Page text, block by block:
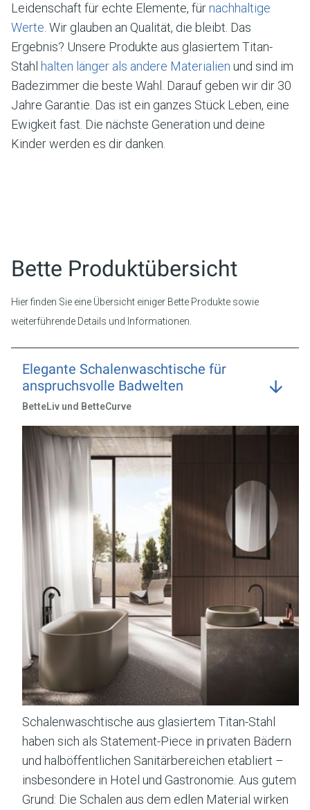
Leidenschaft für echte Elemente, fürnachhaltige
Werte . Wir glauben an Qualität, die bleibt. Das
Ergebnis? Unsere Produkte aus glasiertem Titan-
Stahl halten länger als andere Materialien und sind im
Badezimmer die beste Wahl. Darauf geben wir dir 30
Jahre Garantie. Das ist ein ganzes Stück Leben, eine
Ewigkeit fast. Die nächste Generation und deine
Kinder werden es dir danken.
Bette Produktübersicht
Hier finden Sie eine Übersicht einiger Bette Produkte sowie
weiterführende Details und Informationen.
Elegante Schalenwaschtische für
anspruchsvolle Badwelten
BetteLiv und BetteCurve
Schalenwaschtische aus glasiertem Titan-Stahl
haben sich als Statement-Piece in privaten Bädern
und halböffentlichen Sanitärbereichen etabliert –
insbesondere in Hotel und Gastronomie. Aus gutem
Grund: Die Schalen aus dem edlen Material wirken